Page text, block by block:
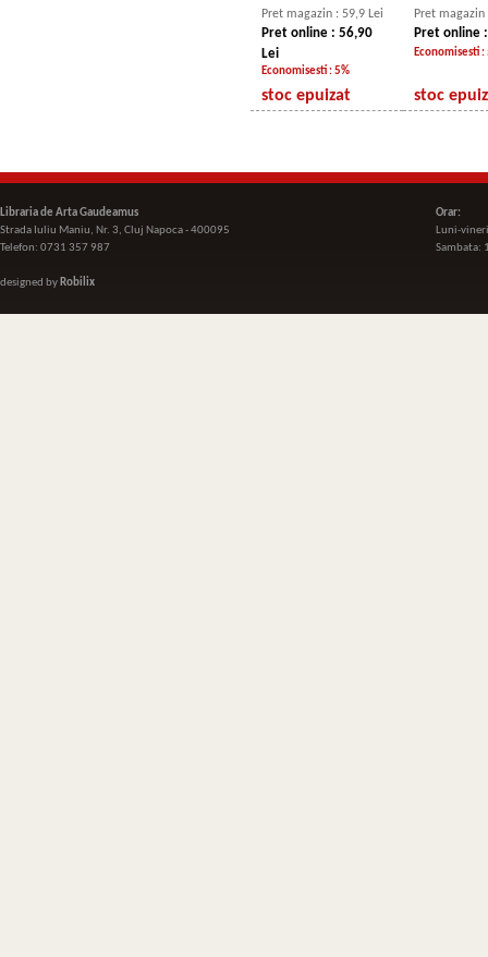
Pret magazin : 59,9 Lei
Pret online : 56,90
Lei
Economisesti : 5%
Pret magazin
Pret online
Economisesti :
stoc epuizat stoc
Libraria de Arta Gaudeamus
Strada Iuliu Maniu, Nr. 3, Cluj Napoca - 400095
Telefon: 0731 357 987
designed by Robilix
Orar:
Luni-
Sambata: